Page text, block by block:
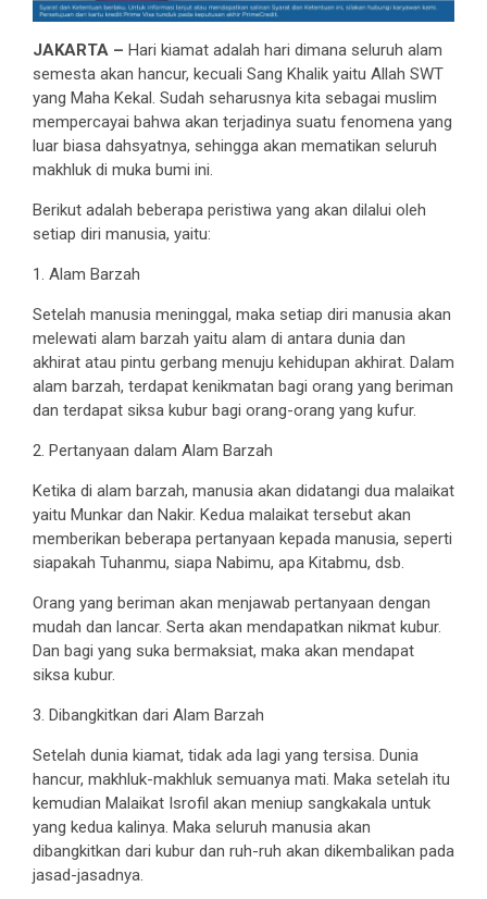
JAKARTA – Hari kiamat adalah hari dimana seluruh alam
semesta akan hancur, kecuali Sang Khalik yaitu Allah SWT
yang Maha Kekal. Sudah seharusnya kita sebagai muslim
mempercayai bahwa akan terjadinya suatu fenomena yang
luar biasa dahsyatnya, sehingga akan mematikan seluruh
makhluk di muka bumi ini.
Berikut adalah beberapa peristiwa yang akan dilalui oleh
setiap diri manusia, yaitu:
1. Alam Barzah
Setelah manusia meninggal, maka setiap diri manusia akan
melewati alam barzah yaitu alam di antara dunia dan
akhirat atau pintu gerbang menuju kehidupan akhirat. Dalam
alam barzah, terdapat kenikmatan bagi orang yang beriman
dan terdapat siksa kubur bagi orang-orang yang kufur.
2. Pertanyaan dalam Alam Barzah
Ketika di alam barzah, manusia akan didatangi dua malaikat
yaitu Munkar dan Nakir. Kedua malaikat tersebut akan
memberikan beberapa pertanyaan kepada manusia, seperti
siapakah Tuhanmu, siapa Nabimu, apa Kitabmu, dsb.
Orang yang beriman akan menjawab pertanyaan dengan
mudah dan lancar. Serta akan mendapatkan nikmat kubur.
Dan bagi yang suka bermaksiat, maka akan mendapat
siksa kubur.
3. Dibangkitkan dari Alam Barzah
Setelah dunia kiamat, tidak ada lagi yang tersisa. Dunia
hancur, makhluk-makhluk semuanya mati. Maka setelah itu
kemudian Malaikat Isrofil akan meniup sangkakala untuk
yang kedua kalinya. Maka seluruh manusia akan
dibangkitkan dari kubur dan ruh-ruh akan dikembalikan pada
jasad-jasadnya.